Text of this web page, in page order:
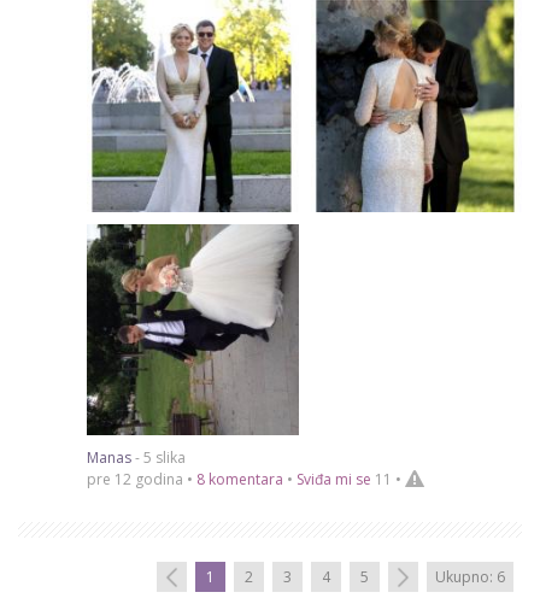
Manas- 5 slika
pre 12 godina • 8 komentara • Sviđa mi se 11 •
1 2 3 4 5 Ukupno: 6